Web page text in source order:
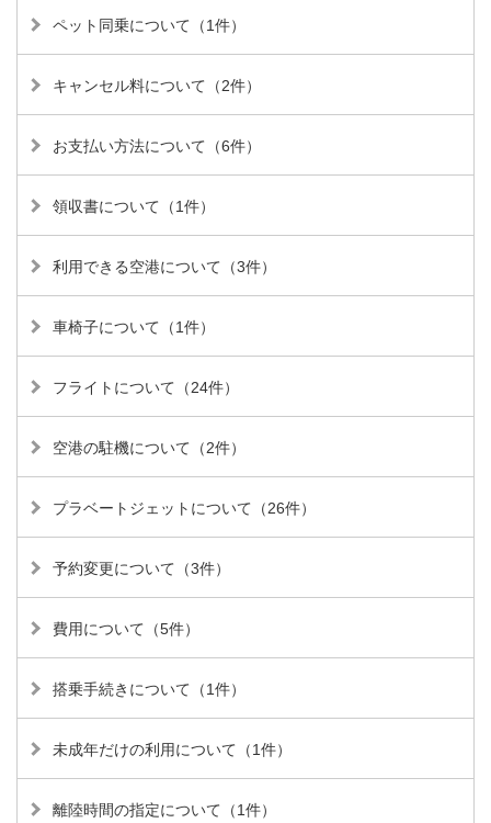
ペット同乗について（1件）
キャンセル料について（2件）
お支払い方法について（6件）
領収書について（1件）
利用できる空港について（3件）
車椅子について（1件）
フライトについて（24件）
空港の駐機について（2件）
プラベートジェットについて（26件）
予約変更について（3件）
費用について（5件）
搭乗手続きについて（1件）
未成年だけの利用について（1件）
離陸時間の指定について（1件）